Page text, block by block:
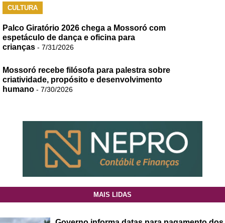
CULTURA
Palco Giratório 2026 chega a Mossoró com
espetáculo de dança e oficina para
crianças - 7/31/2026
Mossoró recebe filósofa para palestra sobre
criatividade, propósito e desenvolvimento
humano - 7/30/2026
MAIS LIDAS